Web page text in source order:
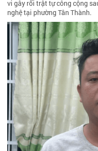
vi gây rối trật tự công cộng
nghệ tại phường Tân Thành.